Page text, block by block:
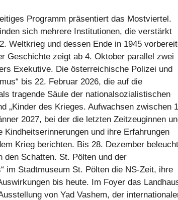
Programm präsentiert das Mostviertel.
sich mehrere Institutionen, die verstärkt
Weltkrieg und dessen Ende in 1945
Geschichte zeigt ab 4. Oktober parallel zwei
Exekutive. Die österreichische Polizei und
bis 22. Februar 2026, die auf die
tragende Säule der nationalsozialistischen
„Kinder des Krieges. Aufwachsen zwischen
2027, bei der die letzten Zeitzeuginnen
Kindheitserinnerungen und ihre Erfahrungen
Krieg berichten. Bis 28. Dezember
den Schatten. St. Pölten und der
im Stadtmuseum St. Pölten die NS-Zeit, ihre
bis heute. Im Foyer das
von Yad Vashem, der